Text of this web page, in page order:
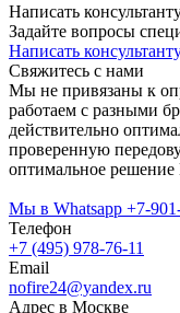
Написать
Задайте вопросы
Написать
Свяжитесь с нами
Мы не привязаны к
работаем с разными
действительно
проверенную
оптимальное
Мы в Whatsapp +7-
Телефон
+7 (495) 978-76-11
Email
nofire24@yandex.ru
Адрес в Москве